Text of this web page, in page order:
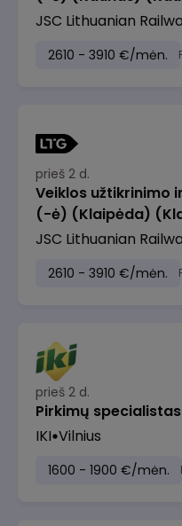
JSC Lithuanian
2610 - 3910 €/mėn.
prieš 2 d.
Veiklos užtikrinimo
(-ė) (Klaipėda)
JSC Lithuanian
2610 - 3910 €/mėn.
prieš 2 d.
Pirkimų
IKI Vilnius
1600 - 1900 €/mėn.